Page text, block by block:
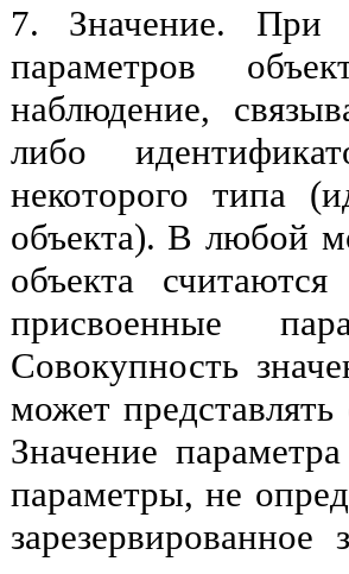
7. Значение. При
параметров
наблюдение,
либо
некоторого типа
объекта). В любой
объекта
присвоенные
Совокупность
может
Значение
параметры, не